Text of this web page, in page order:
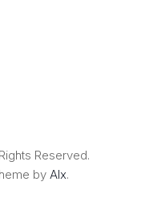
Reserved.
by Alx.